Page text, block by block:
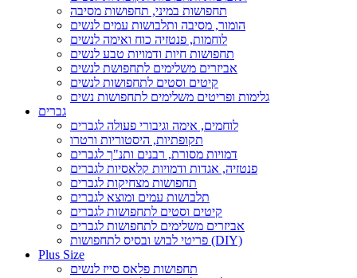
תחפושות במיני, תחפושות מסיבה
הומור, מסיבה ותלבושות עמים לנשים
לוחמות, פנטזיה כוח ואימה לנשים
תחפושות חיות ודמויות טבע לנשים
אביזרים משלימים לתחפושת לנשים
קיטים וסטים לתחפושות לנשים
גלימות ופריטים משלימים לתחפושות נשים
גברים
לוחמים, אימה וגיבורי פעולה לגברים
תקופתיות, היסטוריות ורטרו
דמויות מסורת, רבנים ותנ"ך לגברים
פנטזיה, אגדות ודמויות קלאסיות לגברים
תחפושות מצחיקות לגברים
תלבושות עמים ומוצא לגברים
קיטים וסטים לתחפושות לגברים
אביזרים משלימים לתחפושות לגברים
פריטי לבוש ובסיס לתחפושות (DIY)
Plus Size
תחפושות פלאס סייז לנשים